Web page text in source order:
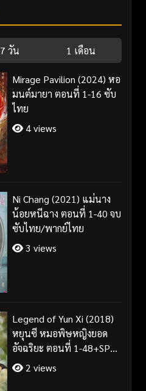
7 วัน 1 เดือน
Mirage Pavilion (2024) หอ
มนต์มายา ตอนที่ 1-16 ซับ
ไทย
4 views
Ni Chang (2021) แม่นาง
น้อยหนีฉาง ตอนที่ 1-40 จบ
ซับไทย/พากย์ไทย
3 views
Legend of Yun Xi (2018)
หยุนซี หมอพิษหญิงยอด
อัจฉริยะ ตอนที่ 1-48+SP
จบ พากย์ไทย
2 views